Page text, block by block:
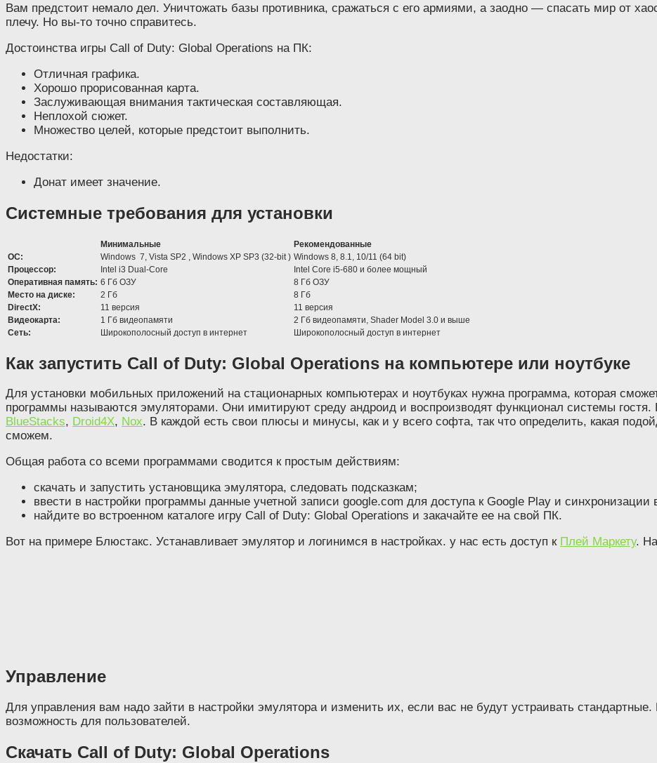
Вам предстоит немало дел. Уничтожать базы противника, сражаться с его армиями, а заодно — спасать мир от
плечу. Но вы-то точно справитесь.
Достоинства игры Call of Duty: Global Operations на ПК:
Отличная графика.
Хорошо прорисованная карта.
Заслуживающая внимания тактическая составляющая.
Неплохой сюжет.
Множество целей, которые предстоит выполнить.
Недостатки:
Донат имеет значение.
Системные требования для установки
Минимальные
Рекомендованные
ОС:
Windows 7, Vista SP2 , Windows XP SP3 (32-bit ) Windows 8, 8.1, 10/11 (64 bit)
Процессор:
Intel i3 Dual-Core
Intel Core i5-680 и более мощный
Оперативная память: 6 Гб ОЗУ
8 Гб ОЗУ
Место на диске:
2 Гб
8 Гб
DirectX:
11 версия
11 версия
Видеокарта:
1 Гб видеопамяти
2 Гб видеопамяти, Shader Model 3.0 и выше
Сеть:
Широкополосный доступ в интернет Широкополосный доступ в интернет
Как запустить Call of Duty: Global Operations на компьютере или ноутбуке
Для установки мобильных приложений на стационарных компьютерах и ноутбуках нужна программа, которая
программы называются эмуляторами. Они имитируют среду андроид и воспроизводят функционал системы гостя.
BlueStacks, Droid4X, Nox. В каждой есть свои плюсы и минусы, как и у всего софта, так что определить, какая
сможем.
Общая работа со всеми программами сводится к простым действиям:
скачать и запустить установщика эмулятора, следовать подсказкам;
ввести в настройки программы данные учетной записи google.com для доступа к Google Play и синхронизации
найдите во встроенном каталоге игру Call of Duty: Global Operations и закачайте ее на свой ПК.
Вот на примере Блюстакс. Устанавливает эмулятор и логинимся в настройках. у нас есть доступ к Плей Маркету.
Управление
Для управления вам надо зайти в настройки эмулятора и изменить их, если вас не будут устраивать
возможность для пользователей.
Скачать Call of Duty: Global Operations